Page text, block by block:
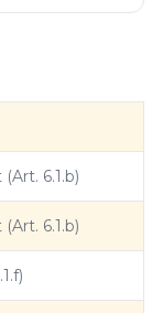
6.1.b)
6.1.b)